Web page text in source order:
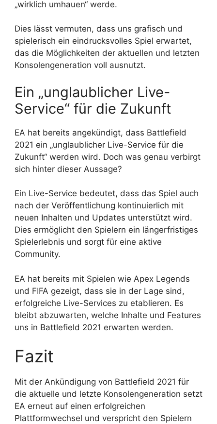
„wirklich umhauen“ werde.
Dies lässt vermuten, dass uns grafisch und
spielerisch ein eindrucksvolles Spiel erwartet,
das die Möglichkeiten der aktuellen und letzten
Konsolengeneration voll ausnutzt.
Ein „unglaublicher Live-
Service“ für die Zukunft
EA hat bereits angekündigt, dass Battlefield
2021 ein „unglaublicher Live-Service für die
Zukunft“ werden wird. Doch was genau verbirgt
sich hinter dieser Aussage?
Ein Live-Service bedeutet, dass das Spiel auch
nach der Veröffentlichung kontinuierlich mit
neuen Inhalten und Updates unterstützt wird.
Dies ermöglicht den Spielern ein längerfristiges
Spielerlebnis und sorgt für eine aktive
Community.
EA hat bereits mit Spielen wie Apex Legends
und FIFA gezeigt, dass sie in der Lage sind,
erfolgreiche Live-Services zu etablieren. Es
bleibt abzuwarten, welche Inhalte und Features
uns in Battlefield 2021 erwarten werden.
Fazit
Mit der Ankündigung von Battlefield 2021 für
die aktuelle und letzte Konsolengeneration setzt
EA erneut auf einen erfolgreichen
Plattformwechsel und verspricht den Spielern